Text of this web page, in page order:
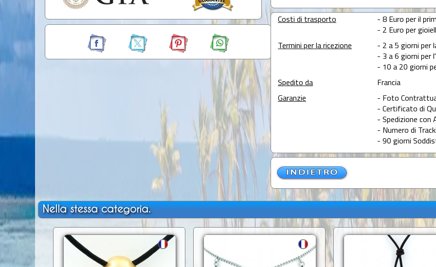
Costi di trasporto
- 8 Euro per il
- 2 Euro per
Termini per la ricezione
- 2 a 5 giorni per
- 3 a 6 giorni per
- 10 a 20 giorni
Spedito da
Francia
Garanzie
- Foto
- Certificato di
- Spedizione con
- Numero di
- 90 giorni
Nella stessa categoria.